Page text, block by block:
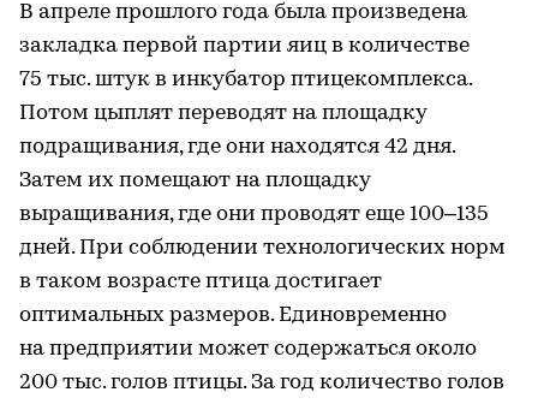
В апреле прошлого года была произведена
закладка первой партии яиц в количестве
75 тыс. штук в инкубатор птицекомплекса.
Потом цыплят переводят на площадку
подращивания, где они находятся 42 дня.
Затем их помещают на площадку
выращивания, где они проводят еще 100–135
дней. При соблюдении технологических норм
в таком возрасте птица достигает
оптимальных размеров. Единовременно
на предприятии может содержаться около
200 тыс. голов птицы. За год количество голов